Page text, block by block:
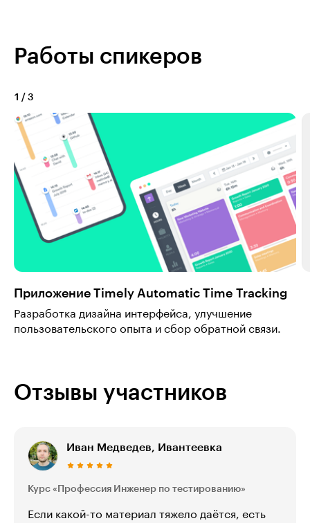
Работы спикеров
1 / 3
Приложение Timely Automatic Time Tracking
Разработка дизайна интерфейса, улучшение
пользовательского опыта и сбор обратной связи.
Отзывы участников
Иван Медведев, Ивантеевка
Курс «Профессия Инженер по тестированию»
Если какой-то материал тяжело даётся, есть